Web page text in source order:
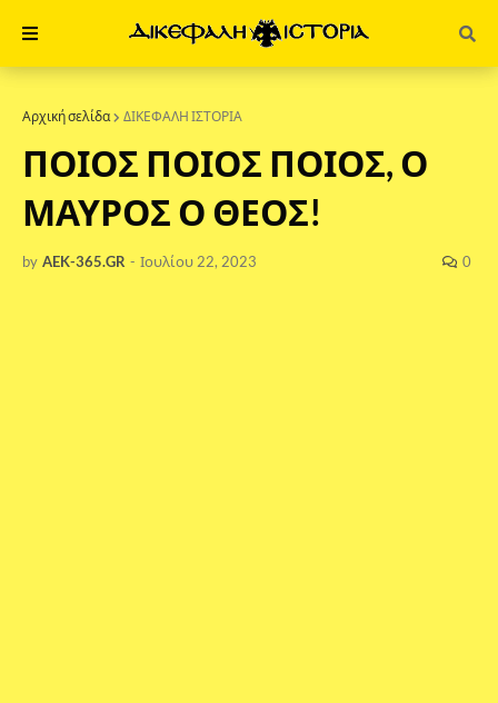
Αρχική σελίδα ΔΙΚΕΦΑΛΗ ΙΣΤΟΡΙΑ
ΠΟΙΟΣ ΠΟΙΟΣ ΠΟΙΟΣ, Ο
ΜΑΥΡΟΣ Ο ΘΕΟΣ!
by AEK-365.GR - Ιουλίου 22, 2023 0